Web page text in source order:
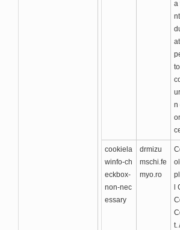
a
n
cookiela
winfo-ch
eckbox-
non-nec
essary
drmizu
mschi.fe
myo.ro
l
t.